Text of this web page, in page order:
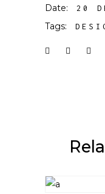
Date: 20
Tags: